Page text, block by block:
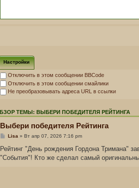
Настройки
Отключить в этом сообщении BBCode
Отключить в этом сообщении смайлики
Не преобразовывать адреса URL в ссылки
ТЕМЫ: ВЫБЕРИ ПОБЕДИТЕЛЯ РЕЙТИНГА
Выбери победителя Рейтинга
Lisa » Вт апр 07, 2026 7:16 pm
Рейтинг "День рождения Гордона Тримана"
"События"! Кто же сделал самый